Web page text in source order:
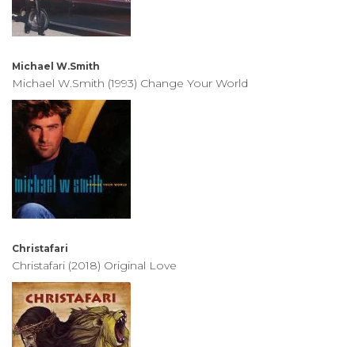
Michael W.Smith
Michael W.Smith (1993) Change Your World
Christafari
Christafari (2018) Original Love